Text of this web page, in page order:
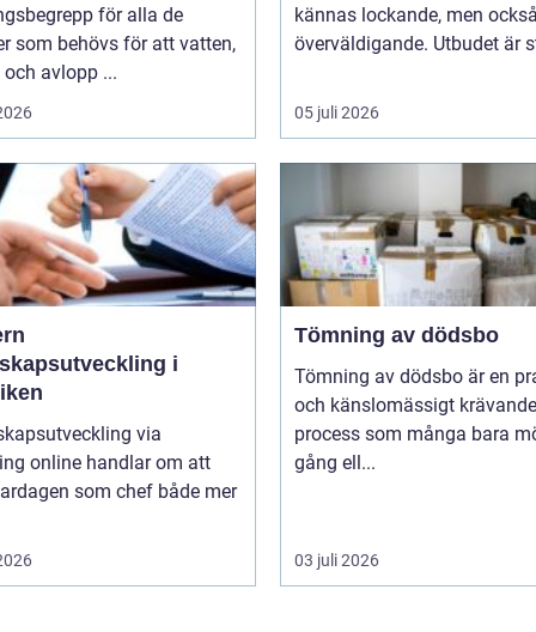
för alla de
som behövs för att vatten,
avlopp ...
kännas lockande, men
överväldigande. Utbudet är
05 juli 2026
i
via
online handlar om att
som chef både mer
Tömning av dödsbo
Tömning av dödsbo är en
och känslomässigt krävande
process som många bara
gång ell...
03 juli 2026